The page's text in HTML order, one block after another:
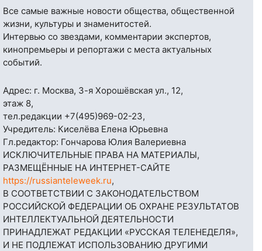
Все самые важные новости общества, общественной
жизни, культуры и знаменитостей.
Интервью со звездами, комментарии экспертов,
кинопремьеры и репортажи с места актуальных
событий.
Адрес: г. Москва, 3-я Хорошёвская ул., 12,
этаж 8,
тел.редакции +7(495)969-02-23,
Учредитель: Киселёва Елена Юрьевна
Гл.редактор: Гончарова Юлия Валериевна
ИСКЛЮЧИТЕЛЬНЫЕ ПРАВА НА МАТЕРИАЛЫ,
РАЗМЕЩЁННЫЕ НА ИНТЕРНЕТ-САЙТЕ
https://russianteleweek.ru,
В СООТВЕТСТВИИ С ЗАКОНОДАТЕЛЬСТВОМ
РОССИЙСКОЙ ФЕДЕРАЦИИ ОБ ОХРАНЕ РЕЗУЛЬТАТОВ
ИНТЕЛЛЕКТУАЛЬНОЙ ДЕЯТЕЛЬНОСТИ
ПРИНАДЛЕЖАТ РЕДАКЦИИ «РУССКАЯ ТЕЛЕНЕДЕЛЯ»,
И НЕ ПОДЛЕЖАТ ИСПОЛЬЗОВАНИЮ ДРУГИМИ